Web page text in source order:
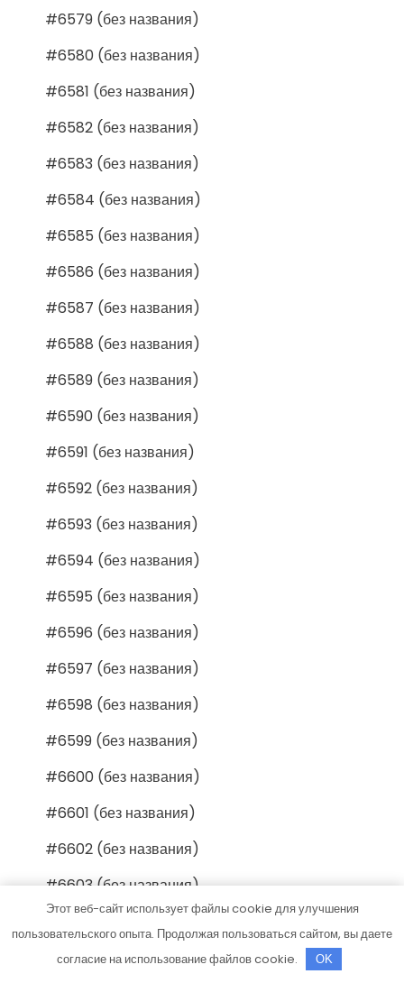
#6579 (без названия)
#6580 (без названия)
#6581 (без названия)
#6582 (без названия)
#6583 (без названия)
#6584 (без названия)
#6585 (без названия)
#6586 (без названия)
#6587 (без названия)
#6588 (без названия)
#6589 (без названия)
#6590 (без названия)
#6591 (без названия)
#6592 (без названия)
#6593 (без названия)
#6594 (без названия)
#6595 (без названия)
#6596 (без названия)
#6597 (без названия)
#6598 (без названия)
#6599 (без названия)
#6600 (без названия)
#6601 (без названия)
#6602 (без названия)
#6603 (без названия)
#6604 (без названия)
#6605 (без названия)
Этот веб-сайт использует файлы cookie для улучшения
пользовательского опыта. Продолжая пользоваться сайтом, вы даете
согласие на использование файлов cookie.
OK